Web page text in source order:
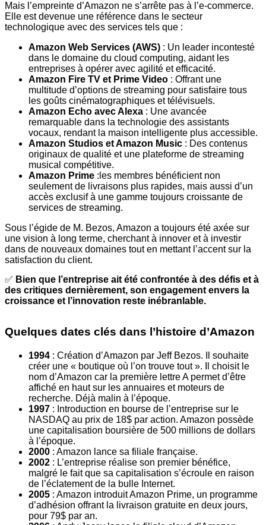
Mais l’empreinte d’Amazon ne s’arrête pas à l’e-commerce.
Elle est devenue une référence dans le secteur
technologique avec des services tels que :
Amazon Web Services (AWS) : Un leader incontesté
dans le domaine du cloud computing, aidant les
entreprises à opérer avec agilité et efficacité.
Amazon Fire TV et Prime Video : Offrant une
multitude d’options de streaming pour satisfaire tous
les goûts cinématographiques et télévisuels.
Amazon Echo avec Alexa : Une avancée
remarquable dans la technologie des assistants
vocaux, rendant la maison intelligente plus accessible.
Amazon Studios et Amazon Music : Des contenus
originaux de qualité et une plateforme de streaming
musical compétitive.
Amazon Prime :les membres bénéficient non
seulement de livraisons plus rapides, mais aussi d’un
accès exclusif à une gamme toujours croissante de
services de streaming.
Sous l’égide de M. Bezos, Amazon a toujours été axée sur
une vision à long terme, cherchant à innover et à investir
dans de nouveaux domaines tout en mettant l’accent sur la
satisfaction du client.
✅ Bien que l’entreprise ait été confrontée à des défis et à
des critiques dernièrement, son engagement envers la
croissance et l’innovation reste inébranlable.
Quelques dates clés dans l’histoire d’Amazon
1994 : Création d’Amazon par Jeff Bezos. Il souhaite
créer une « boutique où l’on trouve tout ». Il choisit le
nom d’Amazon car la première lettre A permet d’être
affiché en haut sur les annuaires et moteurs de
recherche. Déjà malin à l’époque.
1997 : Introduction en bourse de l’entreprise sur le
NASDAQ au prix de 18$ par action. Amazon possède
une capitalisation boursière de 500 millions de dollars
à l’époque.
2000 : Amazon lance sa filiale française.
2002 : L’entreprise réalise son premier bénéfice,
malgré le fait que sa capitalisation s’écroule en raison
de l’éclatement de la bulle Internet.
2005 : Amazon introduit Amazon Prime, un programme
d’adhésion offrant la livraison gratuite en deux jours,
pour 79$ par an.